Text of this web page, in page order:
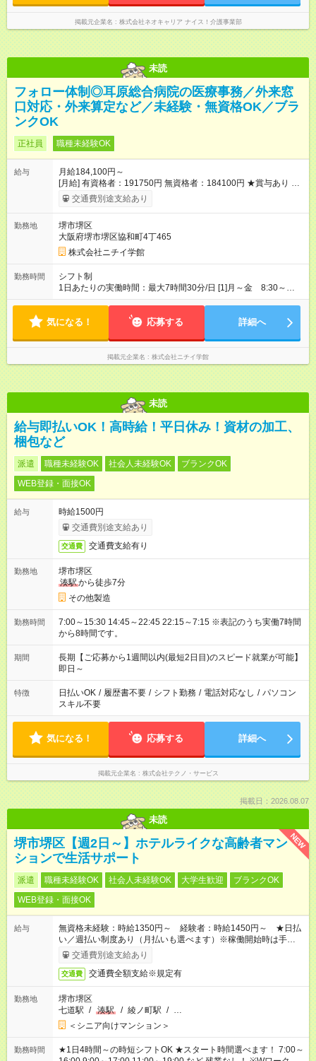
掲載元企業名 株式会社ネオキャリア ナイス！介護事業部
未読
フォロー体制◎耳原総合病院の医療事務／外来窓
口対応・外来算定など／未経験・無資格OK／ブラ
ンクOK
正社員 職種未経験OK
給与
月給184,100円～
[月給] 有資格者：191750円 無資格者：184100円 ★賞与あり 年
2回（業績による 初年度1回） ★キャリアアップ制度あり 進級
により給与がアップします！ 【試用期間】試用期間あり 試用期
交通費別途支給あり
勤務地
堺市堺区
大阪府堺市堺区協和町4丁465
株式会社ニチイ学館
勤務時間
シフト制
1日あたりの実働時間：最大7時間30分/日 [1]月～金 8:30～
17:00（休憩60分） [2]土曜 8:30～11:00（休憩なし） [3]土
きる方 ※シフト制 ※土曜日は13:00まで残業あり
気になる！ 応募する 詳細へ
掲載元企業名 株式会社ニチイ学館
未読
給与即払いOK！高時給！平日休み！資材の加工、
梱包など
派遣 職種未経験OK 社会人未経験OK
ブランクOK
WEB登録・面接OK
給与
時給1500円
交通費別途支給あり
交通費 交通費支給有り
勤務地
堺市堺区
湊駅から徒歩7分
その他製造
勤務時間
7:00～15:30 14:45～22:45 22:15～7:15 ※表記のうち実働7時間
から8時間です。
期間
長期【ご応募から1週間以内(最短2日目)のスピード就業が可能】
即日～
特徴 日払いOK / 履歴書不要 / シフト勤務 / 電話対応なし / パソコン
スキル不要
気になる！ 応募する 詳細へ
掲載元企業名 株式会社テクノ・サービス
掲載日：2026.08.07
未読
NEW
堺市堺区【週2日～】ホテルライクな高齢者マン
ションで生活サポート
派遣 職種未経験OK 社会人未経験OK 大学生歓迎
ブランクOK
WEB登録・面接OK
給与
無資格未経験：時給1350円～ 経験者：時給1450円～ ★日払
い／週払い制度あり（月払いも選べます）※稼働開始時は手続き
完了次第のお支払いとなります。
交通費別途支給あり
交通費 交通費全額支給※規定有
勤務地
堺市堺区
七道駅 / 湊駅 / 綾ノ町駅 / …
＜シニア向けマンション＞
勤務時間
★1日4時間～の時短シフトOK ★スタート時間選べます！ 7:00～